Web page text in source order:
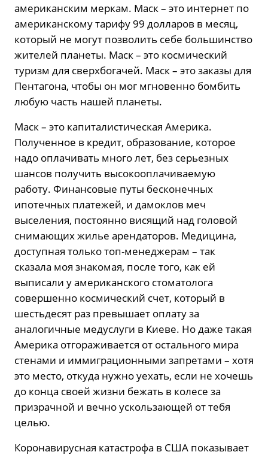
американским меркам. Маск – это интернет по
американскому тарифу 99 долларов в месяц,
который не могут позволить себе большинство
жителей планеты. Маск – это космический
туризм для сверхбогачей. Маск – это заказы для
Пентагона, чтобы он мог мгновенно бомбить
любую часть нашей планеты.
Маск – это капиталистическая Америка.
Полученное в кредит, образование, которое
надо оплачивать много лет, без серьезных
шансов получить высокооплачиваемую
работу. Финансовые путы бесконечных
ипотечных платежей, и дамоклов меч
выселения, постоянно висящий над головой
снимающих жилье арендаторов. Медицина,
доступная только топ-менеджерам – так
сказала моя знакомая, после того, как ей
выписали у американского стоматолога
совершенно космический счет, который в
шестьдесят раз превышает оплату за
аналогичные медуслуги в Киеве. Но даже такая
Америка отгораживается от остального мира
стенами и иммиграционными запретами – хотя
это место, откуда нужно уехать, если не хочешь
до конца своей жизни бежать в колесе за
призрачной и вечно ускользающей от тебя
целью.
Коронавирусная катастрофа в США показывает